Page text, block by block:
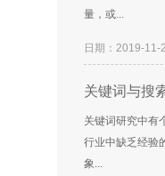
量，或...
日期：2019-11-
关键词与搜
关键词研究中有
行业中缺乏经验
象...